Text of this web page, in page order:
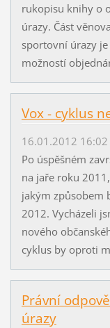
rukopisu knihy o
úrazy. Část
sportovní úrazy
možností
Vox - cyklus
16.01.2012 16:02
Po úspěšném
na jaře roku
jakým způsobem
2012. Vycházeli
nového
cyklus by oproti
Právní
úrazy